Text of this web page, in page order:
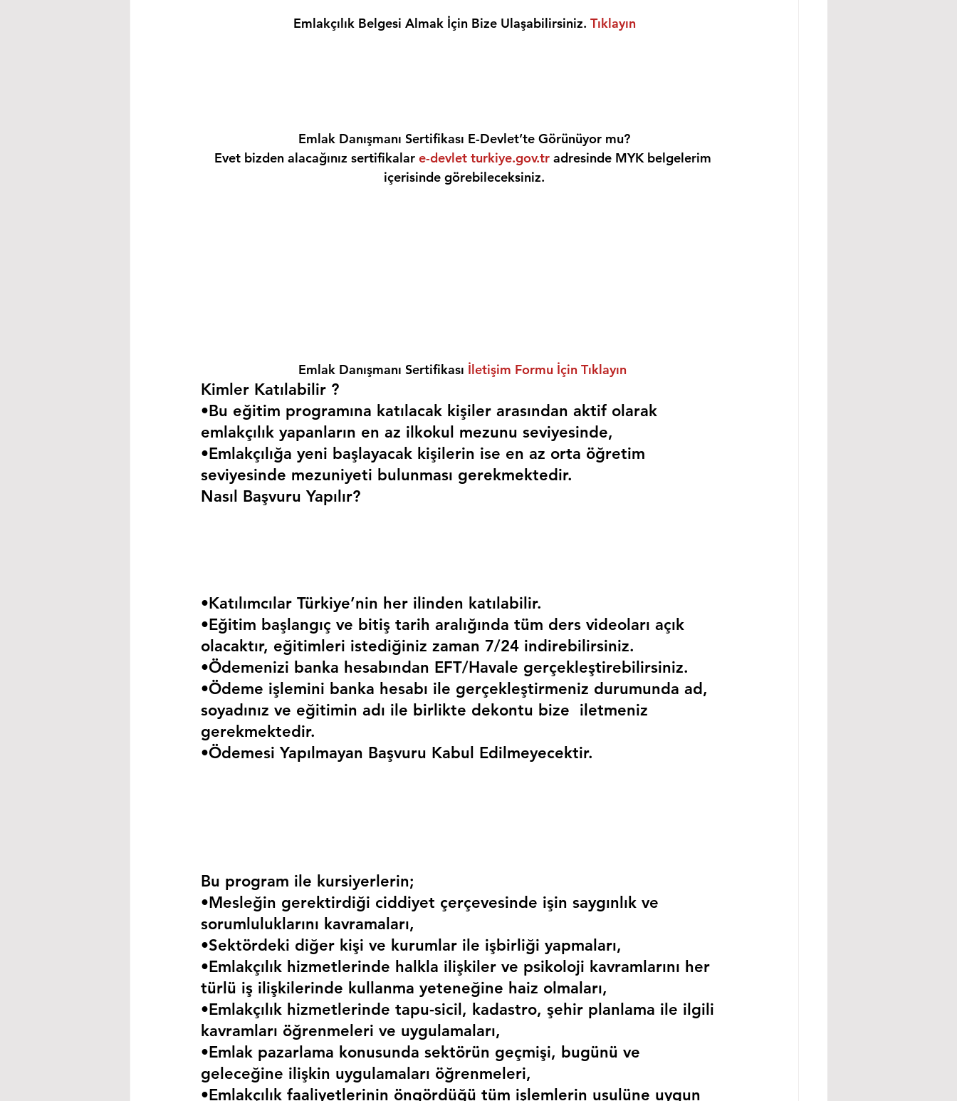
Emlakçılık Belgesi Almak İçin Bize Ulaşabilirsiniz. Tıklayın
Emlak Danışmanı Sertifikası E-Devlet’te Görünüyor mu?
Evet bizden alacağınız sertifikalar e-devlet turkiye.gov.tr adresinde MYK belgelerim
içerisinde görebileceksiniz.
Emlak Danışmanı Sertifikası İletişim Formu İçin Tıklayın
Kimler Katılabilir ?
•Bu eğitim programına katılacak kişiler arasından aktif olarak
emlakçılık yapanların en az ilkokul mezunu seviyesinde,
•Emlakçılığa yeni başlayacak kişilerin ise en az orta öğretim
seviyesinde mezuniyeti bulunması gerekmektedir.
Nasıl Başvuru Yapılır?
•Katılımcılar Türkiye’nin her ilinden katılabilir.
•Eğitim başlangıç ve bitiş tarih aralığında tüm ders videoları açık
olacaktır, eğitimleri istediğiniz zaman 7/24 indirebilirsiniz.
•Ödemenizi banka hesabından EFT/Havale gerçekleştirebilirsiniz.
•Ödeme işlemini banka hesabı ile gerçekleştirmeniz durumunda ad,
soyadınız ve eğitimin adı ile birlikte dekontu bize  iletmeniz
gerekmektedir.
•Ödemesi Yapılmayan Başvuru Kabul Edilmeyecektir.
Bu program ile kursiyerlerin;
•Mesleğin gerektirdiği ciddiyet çerçevesinde işin saygınlık ve
sorumluluklarını kavramaları,
•Sektördeki diğer kişi ve kurumlar ile işbirliği yapmaları,
•Emlakçılık hizmetlerinde halkla ilişkiler ve psikoloji kavramlarını her
türlü iş ilişkilerinde kullanma yeteneğine haiz olmaları,
•Emlakçılık hizmetlerinde tapu-sicil, kadastro, şehir planlama ile ilgili
kavramları öğrenmeleri ve uygulamaları,
•Emlak pazarlama konusunda sektörün geçmişi, bugünü ve
geleceğine ilişkin uygulamaları öğrenmeleri,
•Emlakçılık faaliyetlerinin öngördüğü tüm işlemlerin usulüne uygun